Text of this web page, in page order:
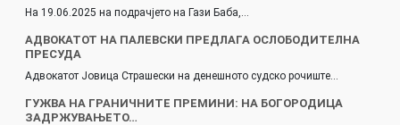
На 19.06.2025 на подрачјето на Гази Баба,…
АДВОКАТОТ НА ПАЛЕВСКИ ПРЕДЛАГА ОСЛОБОДИТЕЛНА
ПРЕСУДА
Адвокатот Јовица Страшески на денешното судско рочиште…
ГУЖВА НА ГРАНИЧНИТЕ ПРЕМИНИ: НА БОГОРОДИЦА
ЗАДРЖУВАЊЕТО…